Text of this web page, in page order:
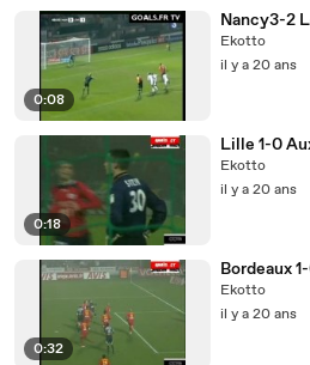
0:08
Ekotto
il y a 20 ans
0:18
Lille 1-0
Ekotto
il y a 20 ans
0:32
Bordeaux
Ekotto
il y a 20 ans